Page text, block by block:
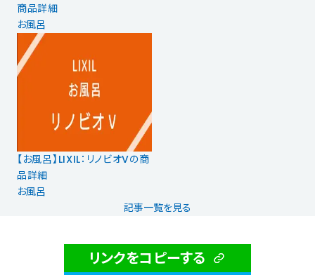
商品詳細
お風呂
【お風呂】LIXIL：リノビオVの商
品詳細
お風呂
記事一覧を見る
リンクをコピーする